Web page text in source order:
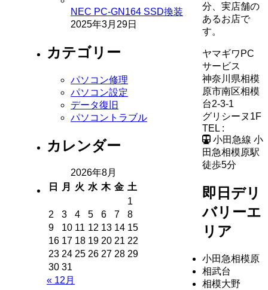
NEC PC-GN164 SSD換装
2025年3月29日
カテゴリー
パソコン修理
パソコン設定
データ復旧
パソコントラブル
カレンダー
2026年8月
日
月 火 水 木 金 土
1
2
3 4 5 6 7
8
9
10 11 12 13 14 15
16 17 18 19 20 21 22
23 24 25 26 27 28 29
30 31
« 12月
分、実店舗の
あるお店で
す。
ヤマギワPC
サービス
神奈川県相模
原市南区相模
台2-3-1
グリシーヌ1F
TEL :
小田急線 小
田急相模原駅
徒歩5分
即日デリ
バリーエ
リア
小田急相模原
相武台
相模大野